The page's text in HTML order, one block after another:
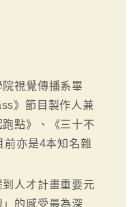
視覺傳播系畢
》節目製作人兼
點》、《三十不
前亦是4本知名雜
人才計畫重要元
的感受最為深